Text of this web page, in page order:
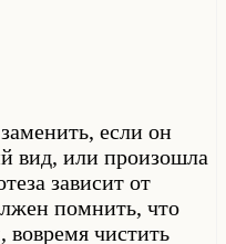
если он
вид, или произошла
зависит от
помнить, что
, вовремя чистить